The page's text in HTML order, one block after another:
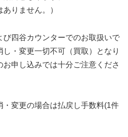
りません。）
四谷カウンターでのお取扱いで
・変更一切不可（買取）となり
お申し込みでは十分ご注意くださ
変更の場合は払戻し手数料(1件